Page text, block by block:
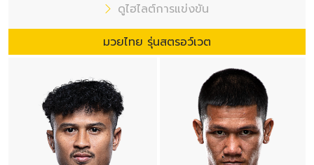
สำหรับผู้ชมทางบ้าน สามารถรับชมการถ่ายทอดสด
ตั้งแต่เวลา 20.30 น. ทางเฟซบุ๊กONE Championship Thailand,
, เว็บไซต์
ดูไฮไลต์การแข่งขัน
มวยไทย รุ่นสตรอว์เวต